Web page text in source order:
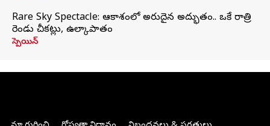
Rare Sky Spectacle: ఆకాశంలో అరుదైన అద్భుతం.. ఒకే రాత్రి
రెండు చీకట్లు, ఉల్కాపాతం
స్పెయిన్